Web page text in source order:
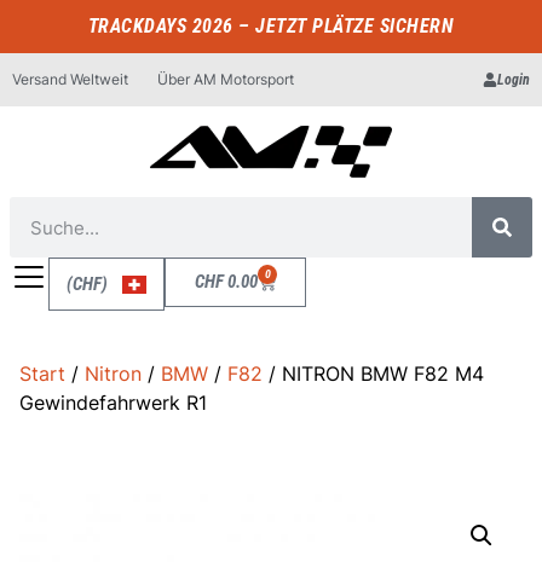
TRACKDAYS 2026 – JETZT PLÄTZE SICHERN
Versand Weltweit Über AM Motorsport Login
(CHF) CHF0.00 0
Start / Nitron / BMW / F82 / NITRON BMW F82 M4
Gewindefahrwerk R1